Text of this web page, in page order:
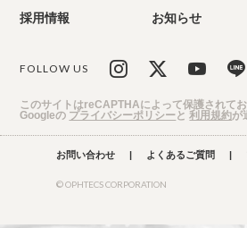
採用情報 お知らせ
FOLLOW US
このサイトはreCAPTHAによって保護されてお
Googleの プライバシーポリシーと利用規約が
お問い合わせ よくあるご質問
© OPHTECS CORPORATION